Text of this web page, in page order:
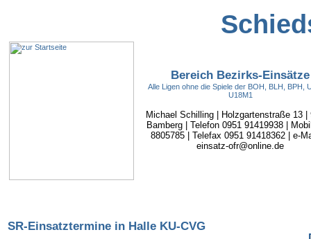
Bereich Bezirks-Einsätze
Alle Ligen ohne die Spiele der BOH, BLH, BPH,
U18M1
Michael Schilling | Holzgartenstraße 13 |
Bamberg | Telefon 0951 91419938 |
8805785 | Telefax 0951 91418362 | e-
einsatz-ofr@online.de
SR-Einsatztermine in Halle KU-CVG